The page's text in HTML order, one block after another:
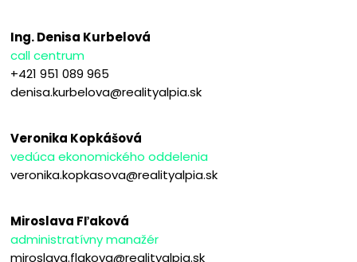
Ing. Denisa Kurbelová
call centrum
+421 951 089 965
denisa.kurbelova@realityalpia.sk
Veronika Kopkášová
vedúca ekonomického oddelenia
veronika.kopkasova@realityalpia.sk
Miroslava Fľaková
administratívny manažér
miroslava.flakova@realityalpia.sk